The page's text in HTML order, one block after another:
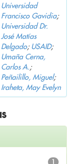
Universidad
Francisco Gavidia;
Universidad Dr.
José Matías
Delgado; USAID;
Umaña Cerna,
Carlos A.;
Peñailillo, Miguel;
Iraheta, May Evelyn
1